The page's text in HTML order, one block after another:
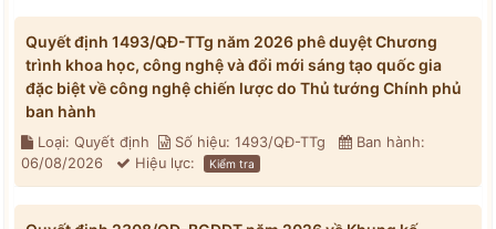
Quyết định 1493/QĐ-TTg năm 2026 phê duyệt Chương
trình khoa học, công nghệ và đổi mới sáng tạo quốc gia
đặc biệt về công nghệ chiến lược do Thủ tướng Chính phủ
ban hành
Loại: Quyết định Số hiệu: 1493/QĐ-TTg
Ban hành:
06/08/2026
Hiệu lực: Kiểm tra